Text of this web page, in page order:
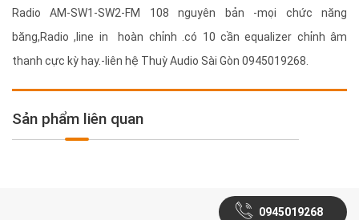
Radio AM-SW1-SW2-FM 108 nguyên bản -mọi chức năng
băng,Radio ,line in hoàn chỉnh .có 10 cần equalizer chỉnh âm
thanh cực kỳ hay.-liên hệ Thuỳ Audio Sài Gòn 0945019268.
Sản phẩm liên quan
0945019268